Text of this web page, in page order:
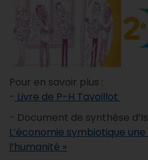
Pour en savoir plus :
- Livre de P-H Tavoillot
- Document de synthèse
L’économie symbiotique
l’humanité »